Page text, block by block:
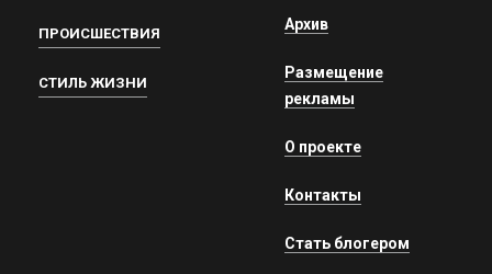
ПРОИСШЕСТВИЯ
СТИЛЬ ЖИЗНИ
Архив
Размещение
рекламы
О проекте
Контакты
Стать блогером